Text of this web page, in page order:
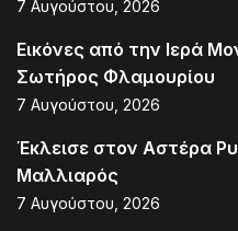
7 Αυγούστου, 2026
Εικόνες από την Ιερά
Σωτήρος Φλαμουρίου
7 Αυγούστου, 2026
Έκλεισε στον Αστέρα
Μαλλιαρός
7 Αυγούστου, 2026